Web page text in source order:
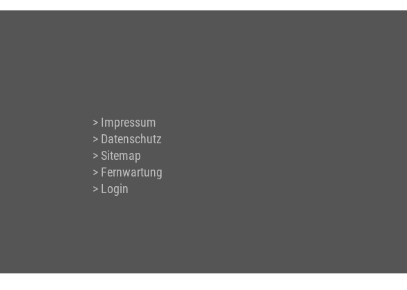
Impressum
Datenschutz
Sitemap
Fernwartung
Login